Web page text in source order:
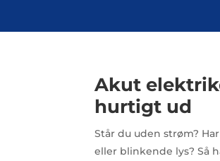
Akut
hurtigt ud
Står du uden strøm?
eller blinkende lys? Så